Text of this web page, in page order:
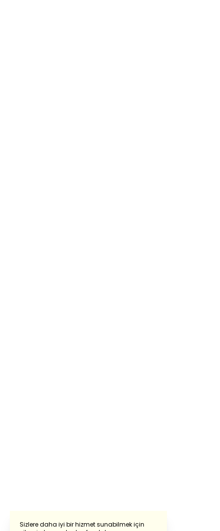
Sizlere daha iyi bir hizmet sunabilmek için